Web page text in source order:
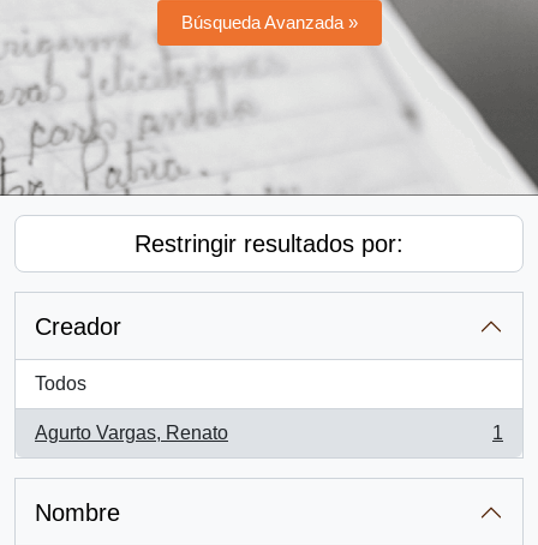
Búsqueda Avanzada »
Restringir resultados por:
Creador
Todos
Agurto Vargas, Renato
, 1 resultados
1
Nombre